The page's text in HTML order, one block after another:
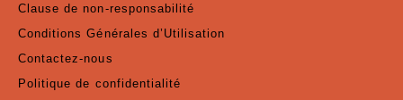
Clause de non-responsabilité
Conditions Générales d’Utilisation
Contactez-nous
Politique de confidentialité